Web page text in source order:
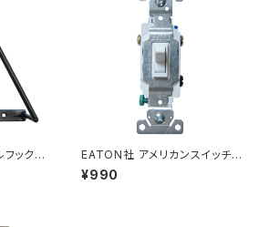
フック
DIY TR
EATON社 アメリカンスイッチ 3
路タンブラースイッチ ホワイト
アメリカ製
¥990